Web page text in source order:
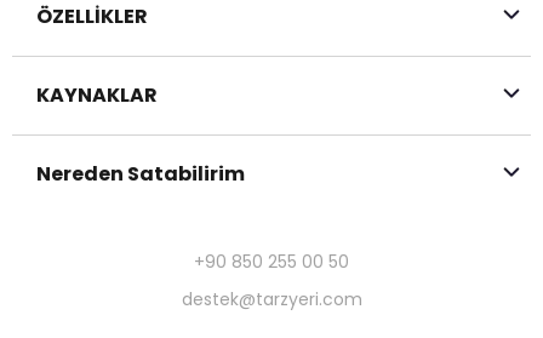
ÖZELLİKLER
KAYNAKLAR
Nereden Satabilirim
+90 850 255 00 50
destek@tarzyeri.com